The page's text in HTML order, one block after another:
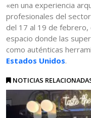
«en una experiencia
profesionales del
del 17 al 19 de febrero,
espacio donde las
como auténticas
Estados Unidos.
NOTICIAS